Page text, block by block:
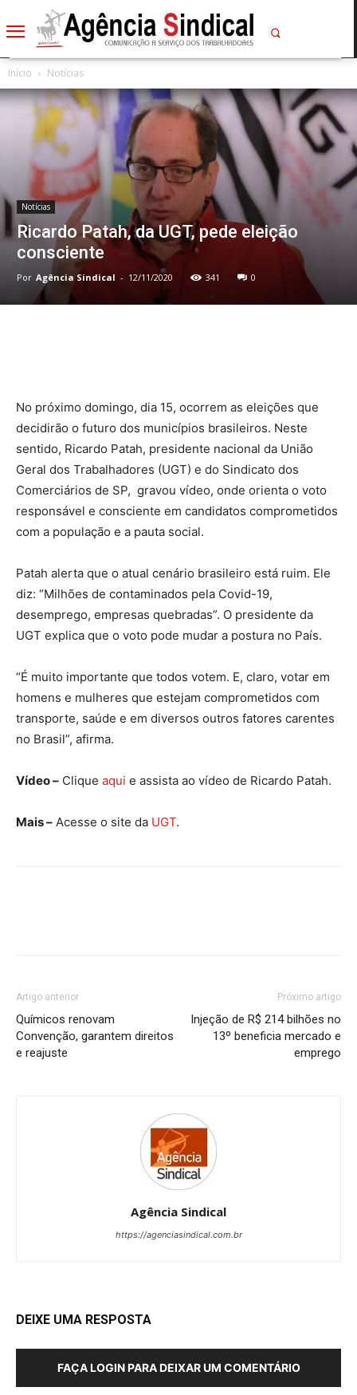
Início Notícias
Notícias
Ricardo Patah, da UGT, pede eleição
consciente
Por Agência Sindical - 12/11/2020 341 0
No próximo domingo, dia 15, ocorrem as eleições que
decidirão o futuro dos municípios brasileiros. Neste
sentido, Ricardo Patah, presidente nacional da União
Geral dos Trabalhadores (UGT) e do Sindicato dos
Comerciários de SP, gravou vídeo, onde orienta o voto
responsável e consciente em candidatos comprometidos
com a população e a pauta social.
Patah alerta que o atual cenário brasileiro está ruim. Ele
diz: “Milhões de contaminados pela Covid-19,
desemprego, empresas quebradas”. O presidente da
UGT explica que o voto pode mudar a postura no País.
“É muito importante que todos votem. E, claro, votar em
homens e mulheres que estejam comprometidos com
transporte, saúde e em diversos outros fatores carentes
no Brasil”, afirma.
Vídeo – Clique aqui e assista ao vídeo de Ricardo Patah.
Mais – Acesse o site da UGT.
Artigo anterior
Químicos renovam
Convenção, garantem direitos
e reajuste
Próximo artigo
Injeção de R$ 214 bilhões no
13º beneficia mercado e
emprego
Agência Sindical
https://agenciasindical.com.br
DEIXE UMA RESPOSTA
FAÇA LOGIN PARA DEIXAR UM COMENTÁRIO